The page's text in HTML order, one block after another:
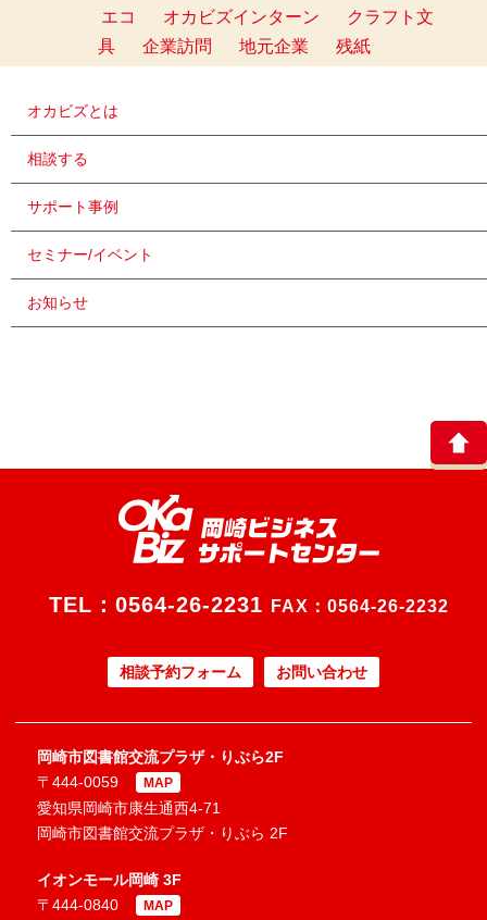
エコ
オカビズインターン
クラフト文
具
企業訪問 地元企業 残紙
オカビズとは
相談する
サポート事例
セミナー/イベント
お知らせ
TEL： 0564-26-2231 FAX：0564-26-2232
相談予約フォーム お問い合わせ
岡崎市図書館交流プラザ・りぶら2F
〒444-0059
MAP
愛知県岡崎市康生通西4-71
岡崎市図書館交流プラザ・りぶら 2F
イオンモール岡崎 3F
〒444-0840
MAP